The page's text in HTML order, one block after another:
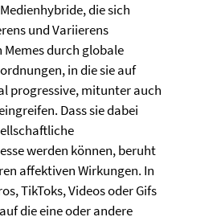
die sich
und Variierens
durch globale
in die sie auf
progressive, mitunter auch
Dass sie dabei
werden können, beruht
affektiven Wirkungen. In
TikToks, Videos oder Gifs
die eine oder andere